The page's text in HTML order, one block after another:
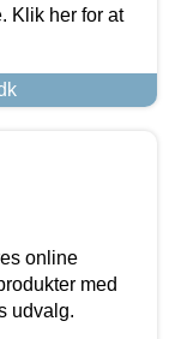
Klik her for at
online
med
udvalg.